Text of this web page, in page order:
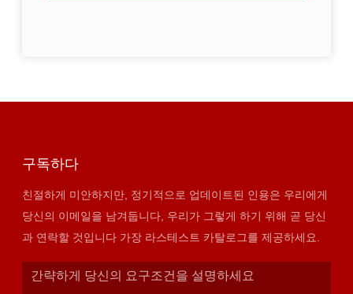
구독하다
친절하게 미안하지만, 정기적으로 업데이트된 인용은 우리에게
당신의 이메일을 남겨둡니다, 우리가 그렇게 하기 위해 곧 당신
과 연락할 것입니다 가장 라스테스트 카탈로그를 제공하세요.